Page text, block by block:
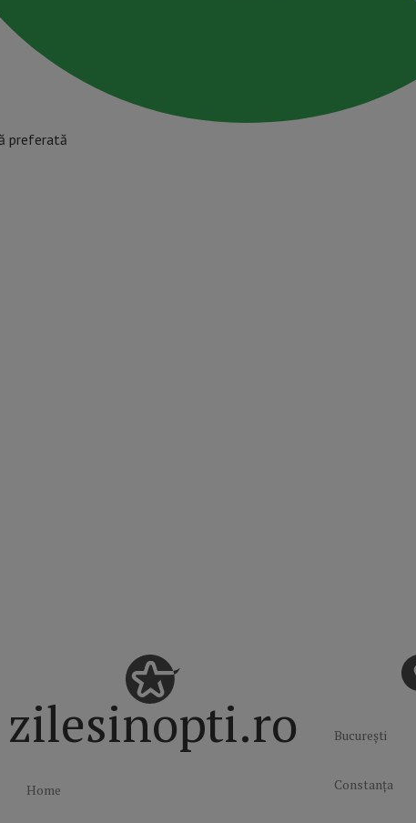
preferată
zilesinopti.ro
Home
București
Constanța